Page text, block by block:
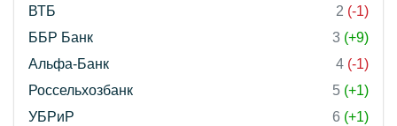
ВТБ
2 (-1)
ББР Банк
3 (+9)
Альфа-Банк
4 (-1)
Россельхозбанк
5 (+1)
УБРиР
6 (+1)